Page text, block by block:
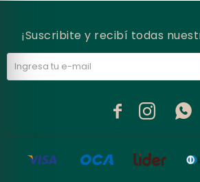
¡Suscribite y recibí todas
  